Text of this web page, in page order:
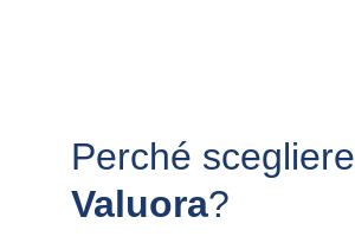
Perché scegliere
Valuora?